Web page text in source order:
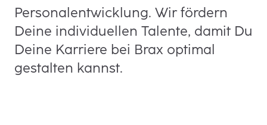
Personalentwicklung. Wir fördern
Deine individuellen Talente, damit Du
Deine Karriere bei Brax optimal
gestalten kannst.